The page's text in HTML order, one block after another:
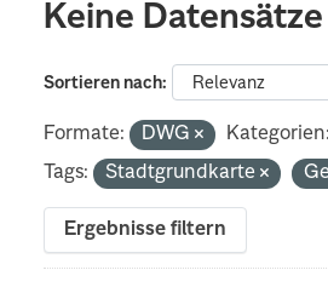
Keine
Sortieren nach
Formate: DWG Kategorien:
Tags:
Stadtgrundkarte
Ergebnisse filtern